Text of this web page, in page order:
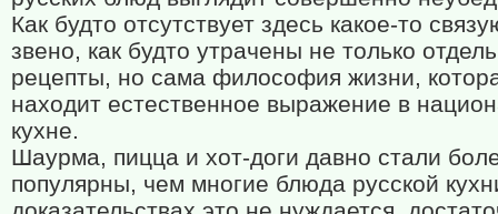
Как будто отсутствует здесь какое-то
звено, как будто утрачены не только
рецепты, но сама философия жизни,
находит естественное выражение в
кухне.
Шаурма, пицца и хот-доги давно стали
популярны, чем многие блюда русской